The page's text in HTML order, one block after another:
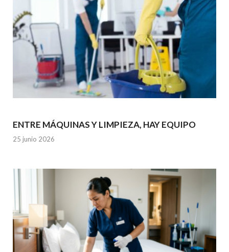
ENTRE MÁQUINAS Y LIMPIEZA, HAY EQUIPO
25 junio 2026